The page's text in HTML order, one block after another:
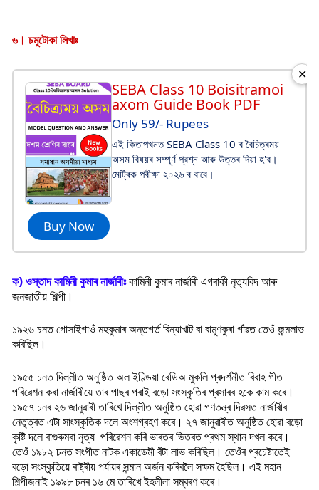
৬। চমুটোকা লিখাঃ
Buy Now
SEBA Class 10 Boisitramoi
axom Guide Book PDF
Only 59/- Rupees
এই কিতাপখনত SEBA Class 10 ৰ বৈচিত্ৰময়
অসম বিষয়ৰ সম্পূর্ণ প্রশ্ন আৰু উত্তৰ দিয়া হ'ব।
মেট্ৰিক পৰীক্ষা ২০২৬ ৰ বাবে।
✕
ক) ওস্তাদ কামিনী কুমাৰ নাৰ্জাৰীঃকামিনী কুমাৰ নাৰ্জাৰী এগৰাকী নৃত্যবিদ আৰু
জনজাতীয় শিল্পী।
১৯২৬ চনত গোসাইগাওঁ মহকুমাৰ অন্তগৰ্ত বিন্যাখাট বা বামুণকুৰা গাঁৱত তেওঁ জন্মলাভ
কৰিছিল।
১৯৫৫ চনত দিল্লীত অনুষ্ঠিত অল ইণ্ডিয়া ৰেডিঅ মুকলি প্ৰদৰ্শনীত বিবাহ গীত
পৰিৱেশন কৰা নাৰ্জাৰীয়ে তাৰ পাছৰ পৰাই বড়ো সংস্কৃতিৰ প্ৰসাৰৰ হকে কাম কৰে।
১৯৫৭ চনৰ ২৬ জানুৱাৰী তাৰিখে দিল্লীত অনুষ্ঠিত হোৱা গণতন্ত্ৰ দিৱসত নাৰ্জাৰীৰ
নেতৃত্বত এটা সাংস্কৃতিক দলে অংশগ্ৰহণ কৰে। ২৭ জানুৱাৰীত অনুষ্ঠিত হোৱা বড়ো
কৃষ্টি দলে বাগুৰুমবা নৃত্য পৰিৱেশন কৰি ভাৰতৰ ভিতৰত প্ৰথম স্থান দখল কৰে।
তেওঁ ১৯৮২ চনত সংগীত নাটক একাডেমী বঁটা লাভ কৰিছিল। তেওঁৰ প্ৰচেষ্টাতেই
বড়ো সংস্কৃতিয়ে ৰাষ্ট্ৰীয় পৰ্যায়ৰ সন্মান অৰ্জন কৰিবলৈ সক্ষম হৈছিল। এই মহান
শিল্পীজনাই ১৯৯৮ চনৰ ১৬ মে তাৰিখে ইহলীলা সম্বৰণ কৰে।